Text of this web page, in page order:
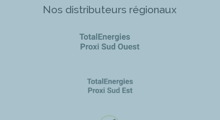
Nos distributeurs régionaux